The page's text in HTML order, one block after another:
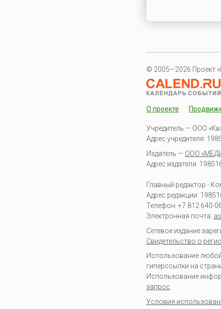
© 2005—2026 Проект
О проекте
Учредитель — ООО
Адрес учредителя:
Издатель — ООО
Адрес издателя:
Главный редактор -
Адрес редакции:
Телефон: +7 812 640-
Электронная почта:
Сетевое издание
Свидетельство о
Использование
гиперссылки на
Использование
запрос.
Условия